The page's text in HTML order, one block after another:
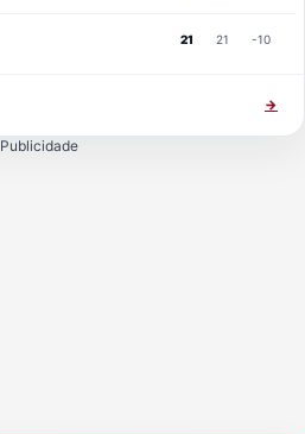
21 21 -10
→
Publicidade